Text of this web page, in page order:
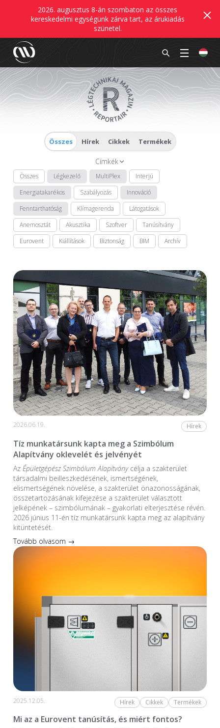
2026. augusztus 8-án szombaton az összes
kereskedelmi egységünk zárva tart, az árukiadás
szünetel.
Összes Hírek Cikkek Termékek
Címkék
Összes Légkezelő MultiPlex
Interjú
Energiatakarékos
Szabályozás
Innováció
Fenntarthatóság
Klímagerenda
Látogatások
Anemosztát
Akusztika Szoftver
Tanúsítvány
Eurovent
Kiállítások Biztonság BIM Archív
2026.06.19. Hírek
Tíz munkatársunk kapta meg a Szimbólum
Alapítvány oklevelét és jelvényét
Az Épületgépész Szimbólum Alapítványcélja a szakterület
társadalmi beilleszkedésének, ismertségének,
elismertségének növelése, a szakterület önazonosságának,
összetartozásának kifejezése a szakterület választott
jelképének – szimbólumának – gyakorlati elterjesztése révén.
2026 június 11-én tíz munkatársunk kapta meg az alapítvány
kitüntetését.
Tovább olvasom →
2025.12.05. Hírek Cikkek Termékek
Mi az a Eurovent tanúsítás, és miért fontos?